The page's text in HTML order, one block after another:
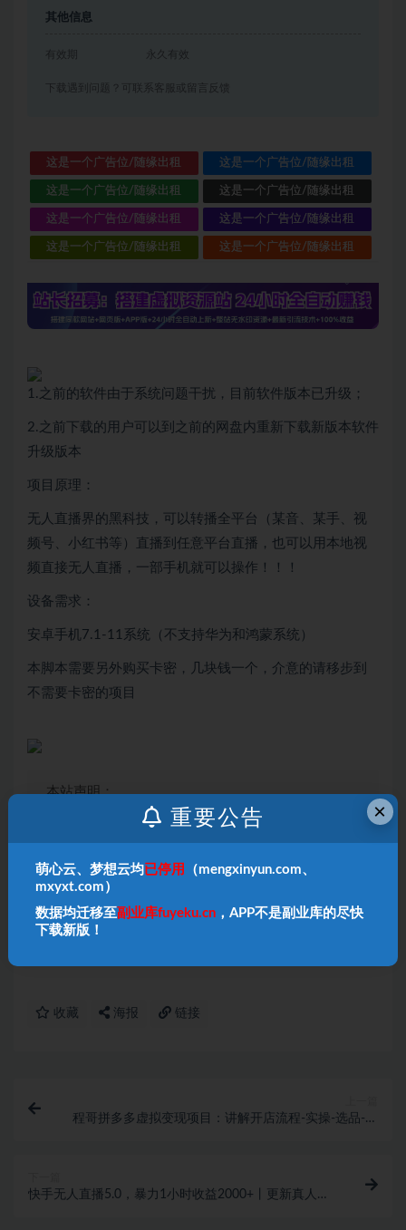
其他信息
有效期 永久有效
下载遇到问题？可联系客服或留言反馈
这是一个广告位/随缘出租 这是一个广告位/随缘出租
这是一个广告位/随缘出租 这是一个广告位/随缘出租
这是一个广告位/随缘出租 这是一个广告位/随缘出租
这是一个广告位/随缘出租 这是一个广告位/随缘出租
1.之前的软件由于系统问题干扰，目前软件版本已升级；
2.之前下载的用户可以到之前的网盘内重新下载新版本软件
升级版本
项目原理：
无人直播界的黑科技，可以转播全平台（某音、某手、视
频号、小红书等）直播到任意平台直播，也可以用本地视
频直接无人直播，一部手机就可以操作！！！
设备需求：
安卓手机7.1-11系统（不支持华为和鸿蒙系统）
本脚本需要另外购买卡密，几块钱一个，介意的请移步到
不需要卡密的项目
本站声明：
1、本内容转载于网络，版权归原作者所有！
3、本内容若侵犯到你的版权利益，请联系我们，会
4、本站项目均需要自学，无指导；
项目如有涉及付
收藏 海报 链接
程哥拼多多虚拟变现项目：讲解开店流程-实操-选品-上
快手无人直播5.0，暴力1小时收益2000+丨更新真人直
×
重要公告
萌心云、梦想云均 已停用
（mengxinyun.com、
mxyxt.com）
数据均迁移至副业库fuyeku.cn ，APP不是副业库的尽快
下载新版！